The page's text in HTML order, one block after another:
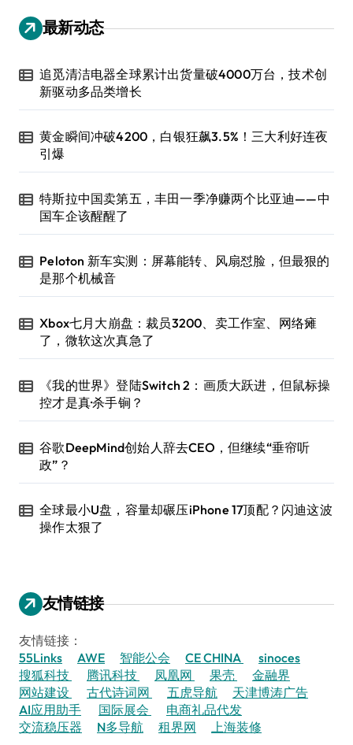
最新动态
追觅清洁电器全球累计出货量破4000万台，技术创
新驱动多品类增长
黄金瞬间冲破4200，白银狂飙3.5%！三大利好连夜
引爆
特斯拉中国卖第五，丰田一季净赚两个比亚迪——中
国车企该醒醒了
Peloton 新车实测：屏幕能转、风扇怼脸，但最狠的
是那个机械音
Xbox七月大崩盘：裁员3200、卖工作室、网络瘫
了，微软这次真急了
《我的世界》登陆Switch 2：画质大跃进，但鼠标操
控才是真·杀手锏？
谷歌DeepMind创始人辞去CEO，但继续“垂帘听
政”？
全球最小U盘，容量却碾压iPhone 17顶配？闪迪这波
操作太狠了
友情链接
友情链接：
55Links
AWE 智能公会 CE CHINA
sinoces
搜狐科技
腾讯科技 凤凰网 果壳
金融界
网站建设
古代诗词网 五虎导航
天津博涛广告
AI应用助手
国际展会
电商礼品代发
交流稳压器
N多导航 租界网 上海装修